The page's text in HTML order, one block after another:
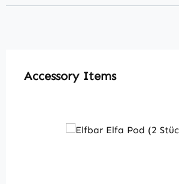
Produktgalerie überspringen
Accessory Items